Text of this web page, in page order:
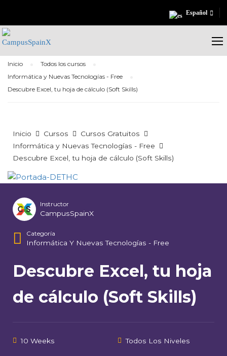
Español
Inicio
Todos los cursos
Informática y Nuevas Tecnologías - Free
Descubre Excel, tu hoja de cálculo (Soft Skills)
Inicio Cursos
Cursos Gratuitos
Informática y Nuevas Tecnologías - Free
Descubre Excel, tu hoja de cálculo (Soft Skills)
Instructor
CampusSpainX
Categoría
Informática Y Nuevas Tecnologías - Free
Descubre Excel, tu hoja
de cálculo (Soft Skills)
10 Weeks Todos Los Niveles